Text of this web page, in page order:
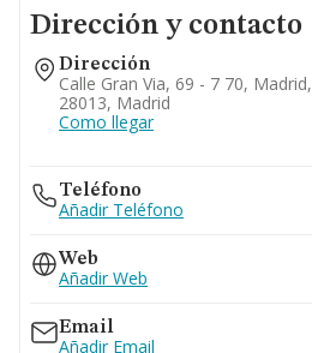
Dirección y contacto
Dirección
Calle Gran Via, 69 - 7 70, Madrid,
28013, Madrid
Como llegar
Teléfono
Añadir Teléfono
Web
Añadir Web
Email
Añadir Email